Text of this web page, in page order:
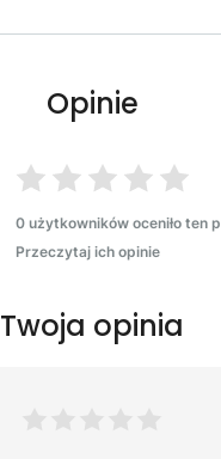
Opinie
0 użytkowników oceniło ten
Przeczytaj ich opinie
Twoja opinia